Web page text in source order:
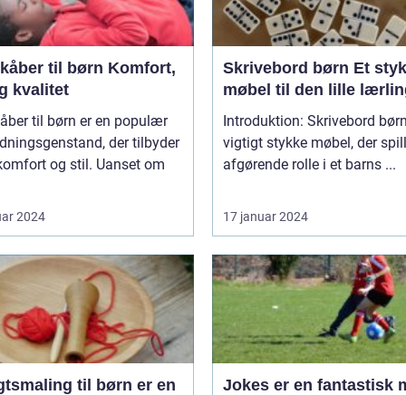
til børn Komfort,
kvalitet
til børn er en populær
der tilbyder
og stil. Uanset om
2024
Skrivebord børn Et stykke
møbel til den lille
Introduktion: Skrivebord
vigtigt stykke møbel, der
afgørende rolle i et barns ...
17 januar 2024
til børn er en
Jokes er en fantastisk